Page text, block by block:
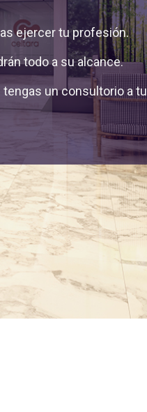
ejercer tu profesión.
todo a su alcance.
un consultorio a tu